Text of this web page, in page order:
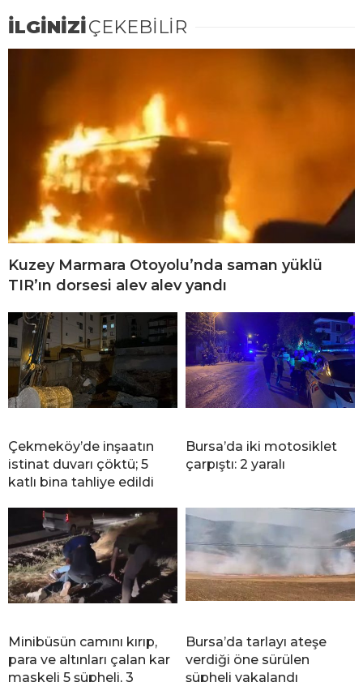
İLGİNİZİÇEKEBİLİR
Kuzey Marmara Otoyolu’nda saman yüklü
TIR’ın dorsesi alev alev yandı
Çekmeköy’de inşaatın
istinat duvarı çöktü; 5
katlı bina tahliye edildi
Bursa’da iki motosiklet
çarpıştı: 2 yaralı
Minibüsün camını kırıp,
para ve altınları çalan kar
maskeli 5 şüpheli, 3
Bursa’da tarlayı ateşe
verdiği öne sürülen
şüpheli yakalandı